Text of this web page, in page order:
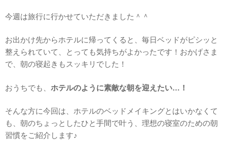
今週は旅行に行かせていただきました＾＾
お出かけ先からホテルに帰ってくると、毎日ベッドがピシッと
整えられていて、とっても気持ちがよかったです！おかげさま
で、朝の寝起きもスッキリでした！
おうちでも、 ホテルのように素敵な朝を迎えたい…！
そんな方に今回は、ホテルのベッドメイキングとはいかなくて
も、朝のちょっとしたひと手間で叶う、理想の寝室のための朝
習慣をご紹介します♪